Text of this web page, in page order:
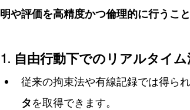
明や評価を高精度かつ倫理的に行うこと
1. 自由行動下でのリアルタイム
従来の拘束法や有線記録では得られ
タを取得できます。